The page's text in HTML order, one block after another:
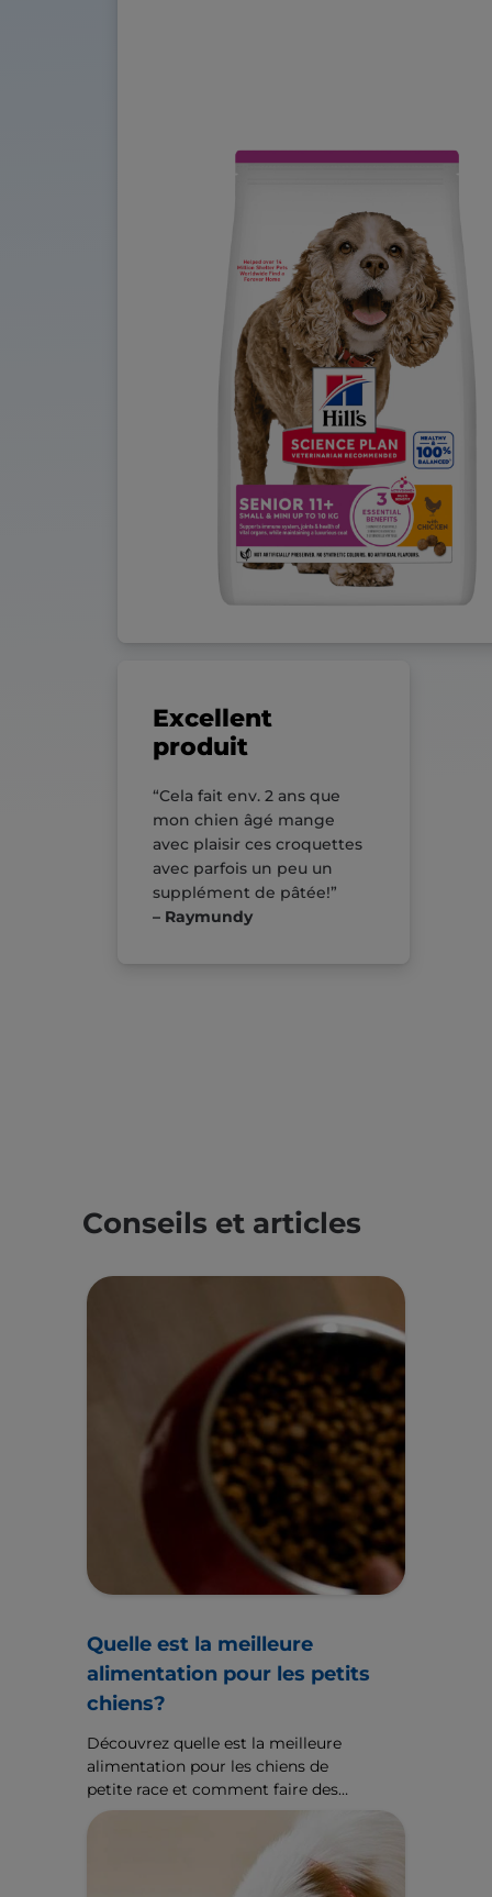
Excellent
produit
“Cela fait env. 2 ans que
mon chien âgé mange
avec plaisir ces croquettes
avec parfois un peu un
supplément de pâtée!”
– Raymundy
Conseils et articles
Quelle est la meilleure
alimentation pour les petits
chiens?
Découvrez quelle est la meilleure
alimentation pour les chiens de
petite race et comment faire des
choix alimentaires bénéfiques à
leur santé. Découvrez d'autres
conseils pour les petits chiens sur